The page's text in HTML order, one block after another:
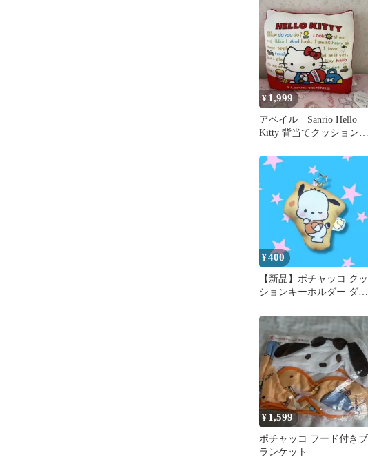
¥1,999
アベイル Sanrio Hello
Kitty 背当てクッション
¥400
【新品】ポチャッコ クッ
ションキーホルダー ダイ
¥ 1,599
ポチャッコ フード付きブ
ランケット